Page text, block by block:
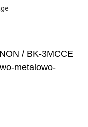
/ BK-3MCCE
metalowo-